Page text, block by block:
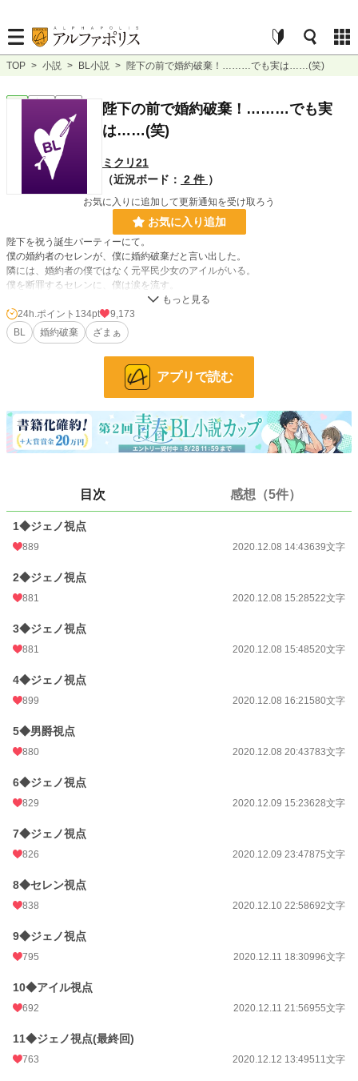
TOP > 小説 > BL小説 > 陛下の前で婚約破棄！………でも実は……(笑)
BL 完結 短編
陛下の前で婚約破棄！………でも実
は……(笑)
ミクリ21
（近況ボード： 2 件 ）
お気に入りに追加して更新通知を受け取ろう
お気に入り追加
陛下を祝う誕生パーティーにて。
僕の婚約者のセレンが、僕に婚約破棄だと言い出した。
隣には、婚約者の僕ではなく元平民少女のアイルがいる。
僕を断罪するセレンに、僕は涙を流す。
でも、実はこれには訳がある。
知らないのは、アイルだけ………。
さぁ、楽しい楽しい劇の始まりさ〜♪
8,849 位 / 228,653 件
お気に入り 846
7,701
2020.12.12 13:49
初回公開日時
初回完結日時 2020.12.12 13:49
週間ポイント
月間ポイント 7,066 pt (6,156 位)
累計ポイント 592,883 pt (9,120 位)
24h.ポイント 134pt
9,173
BL
婚約破棄 ざまぁ
アプリで読む
目次 感想（5件）
1◆ジェノ視点
889 2020.12.08 14:43639文字
2◆ジェノ視点
881 2020.12.08 15:28522文字
3◆ジェノ視点
881 2020.12.08 15:48520文字
4◆ジェノ視点
899 2020.12.08 16:21580文字
5◆男爵視点
880 2020.12.08 20:43783文字
6◆ジェノ視点
829 2020.12.09 15:23628文字
7◆ジェノ視点
826 2020.12.09 23:47875文字
8◆セレン視点
838 2020.12.10 22:58692文字
9◆ジェノ視点
795 2020.12.11 18:30996文字
10◆アイル視点
692 2020.12.11 21:56955文字
11◆ジェノ視点(最終回)
763 2020.12.12 13:49511文字